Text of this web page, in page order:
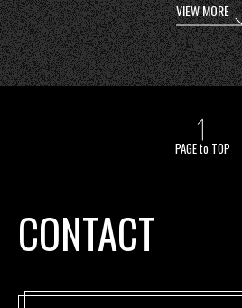
VIEW MORE
PAGE to TOP
CONTACT